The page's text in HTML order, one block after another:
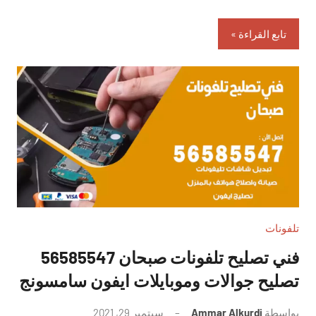
تابع القراءة
تلفونات
فني تصليح تلفونات صبحان 56585547
تصليح جوالات وموبايلات ايفون سامسونج
بواسطة Ammar Alkurdi سبتمبر 29, 2021